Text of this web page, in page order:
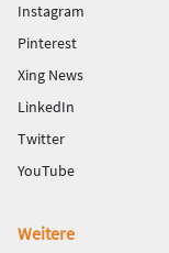
Instagram
Pinterest
Xing News
LinkedIn
Twitter
YouTube
Weitere